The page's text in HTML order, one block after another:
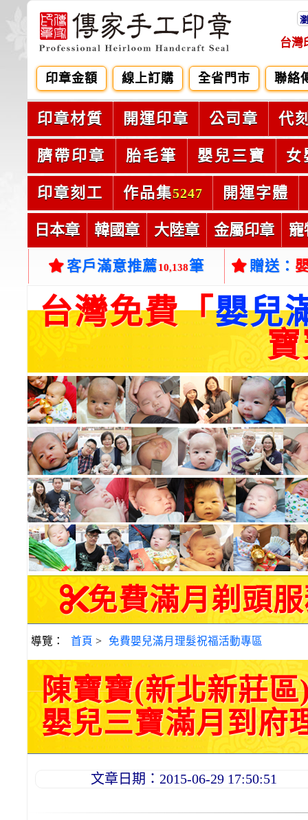
台灣
印章金額 線上訂購 全省門市 聯絡
印章材質 開運印章 公司章 代
臍帶印章 胎毛筆 嬰兒三寶 女
印章刻工 作品集5247 開運字體
日本章 韓國章 大陸章 金屬印章 寵
客戶滿意推薦10,138筆 贈送：
台灣免費「嬰兒
免費滿月剃頭服
導覽： 首頁 > 免費嬰兒滿月理髮祝福活動專區
陳寶寶(新北新莊
嬰兒三寶滿月到府
文章日期：2015-06-29 17:50:51